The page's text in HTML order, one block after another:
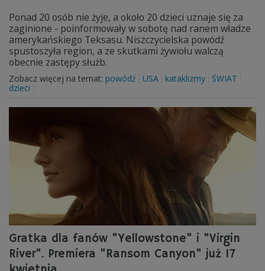
Ponad 20 osób nie żyje, a około 20 dzieci uznaje się za
zaginione - poinformowały w sobotę nad ranem władze
amerykańskiego Teksasu. Niszczycielska powódź
spustoszyła region, a ze skutkami żywiołu walczą
obecnie zastępy służb.
Zobacz więcej na temat: powódź USA kataklizmy ŚWIAT
dzieci
Gratka dla fanów "Yellowstone" i "Virgin
River". Premiera "Ransom Canyon" już 17